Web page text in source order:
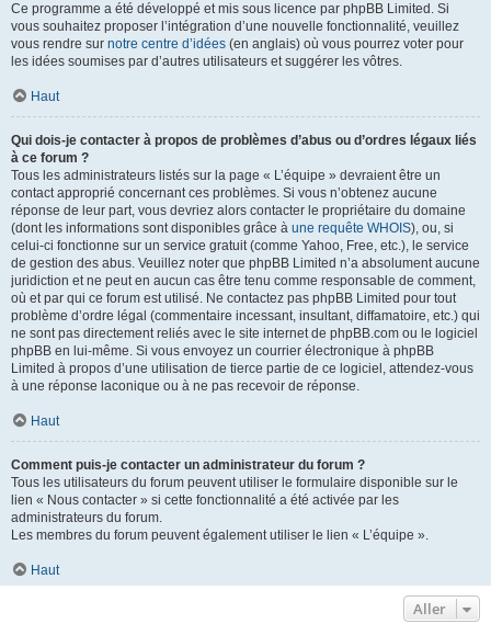
Ce programme a été développé et mis sous licence par phpBB Limited. Si
vous souhaitez proposer l’intégration d’une nouvelle fonctionnalité, veuillez
vous rendre sur notre centre d’idées (en anglais) où vous pourrez voter pour
les idées soumises par d’autres utilisateurs et suggérer les vôtres.
Haut
Qui dois-je contacter à propos de problèmes d’abus ou d’ordres légaux liés
à ce forum ?
Tous les administrateurs listés sur la page « L’équipe » devraient être un
contact approprié concernant ces problèmes. Si vous n’obtenez aucune
réponse de leur part, vous devriez alors contacter le propriétaire du domaine
(dont les informations sont disponibles grâce à une requête WHOIS), ou, si
celui-ci fonctionne sur un service gratuit (comme Yahoo, Free, etc.), le service
de gestion des abus. Veuillez noter que phpBB Limited n’a absolument aucune
juridiction et ne peut en aucun cas être tenu comme responsable de comment,
où et par qui ce forum est utilisé. Ne contactez pas phpBB Limited pour tout
problème d’ordre légal (commentaire incessant, insultant, diffamatoire, etc.) qui
ne sont pas directement reliés avec le site internet de phpBB.com ou le logiciel
phpBB en lui-même. Si vous envoyez un courrier électronique à phpBB
Limited à propos d’une utilisation de tierce partie de ce logiciel, attendez-vous
à une réponse laconique ou à ne pas recevoir de réponse.
Haut
Comment puis-je contacter un administrateur du forum ?
Tous les utilisateurs du forum peuvent utiliser le formulaire disponible sur le
lien « Nous contacter » si cette fonctionnalité a été activée par les
administrateurs du forum.
Les membres du forum peuvent également utiliser le lien « L’équipe ».
Haut
Aller